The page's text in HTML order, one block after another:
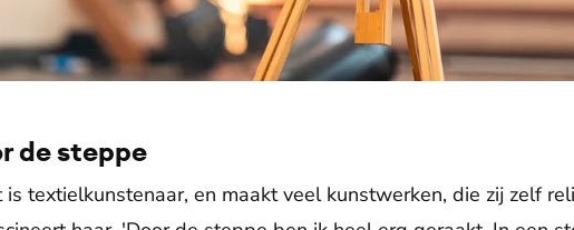
de steppe
is textielkunstenaar, en maakt veel kunstwerken, die zij zelf